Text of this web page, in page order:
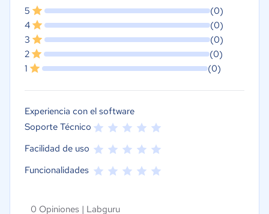
5
(0)
4
(0)
3
(0)
2
(0)
1
(0)
Experiencia con el software
Soporte Técnico
Facilidad de uso
Funcionalidades
0 Opiniones | Labguru